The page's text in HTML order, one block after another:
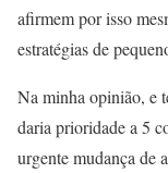
afirmem por isso
estratégias de
Na minha opinião, e
daria prioridade a 5
urgente mudança de